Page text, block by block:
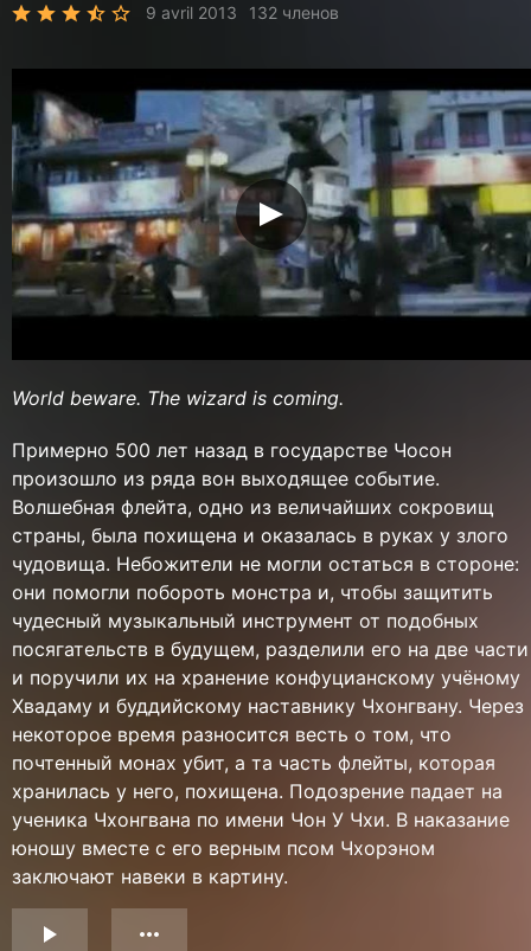
9 avril 2013 132 членов
World beware. The wizard is coming.
Примерно 500 лет назад в государстве Чосон
произошло из ряда вон выходящее событие.
Волшебная флейта, одно из величайших сокровищ
страны, была похищена и оказалась в руках у злого
чудовища. Небожители не могли остаться в стороне:
они помогли побороть монстра и, чтобы защитить
чудесный музыкальный инструмент от подобных
посягательств в будущем, разделили его на две части
и поручили их на хранение конфуцианскому учёному
Хвадаму и буддийскому наставнику Чхонгвану. Через
некоторое время разносится весть о том, что
почтенный монах убит, а та часть флейты, которая
хранилась у него, похищена. Подозрение падает на
ученика Чхонгвана по имени Чон У Чхи. В наказание
юношу вместе с его верным псом Чхорэном
заключают навеки в картину.